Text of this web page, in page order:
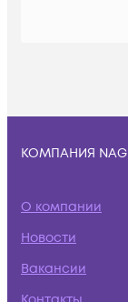
КОМПАНИЯ NAG
О компании
Новости
Вакансии